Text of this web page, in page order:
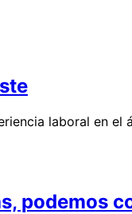
laboral en
podemos